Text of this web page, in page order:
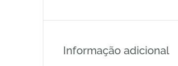
Informação adicional